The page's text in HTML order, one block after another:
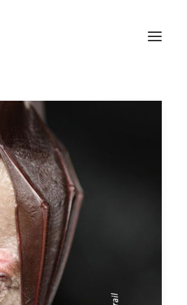
Amocas
Billetterie